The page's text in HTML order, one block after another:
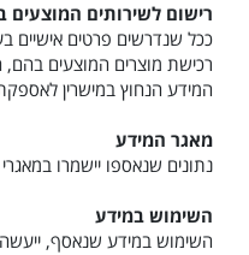
רישום לשירותים המוצעים
ככל שנדרשים פרטים אישיים
רכישת מוצרים המוצעים
המידע הנחוץ במישרין
מאגר המידע
נתונים שנאספו יישמרו
השימוש במידע
השימוש במידע שנאסף, ייעשה